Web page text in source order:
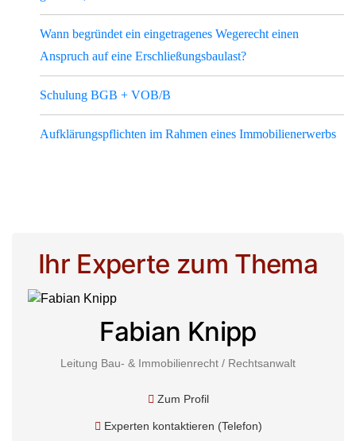
Wann begründet ein eingetragenes Wegerecht einen
Anspruch auf eine Erschließungsbaulast?
Schulung BGB + VOB/B
Aufklärungspflichten im Rahmen eines Immobilienerwerbs
Ihr Experte zum Thema
Fabian Knipp
Leitung Bau- & Immobilienrecht / Rechtsanwalt
Zum Profil
Experten kontaktieren (Telefon)